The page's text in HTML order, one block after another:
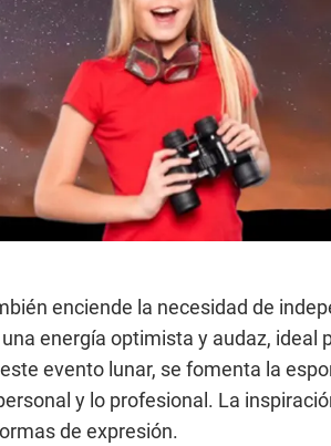
enciende la necesidad de
energía optimista y audaz, ideal
evento lunar, se fomenta la
y lo profesional. La
de expresión.